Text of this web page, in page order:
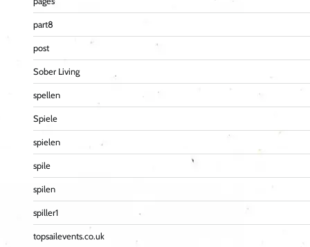
part8
post
Sober Living
spellen
Spiele
spielen
spile
spilen
spiller1
topsailevents.co.uk